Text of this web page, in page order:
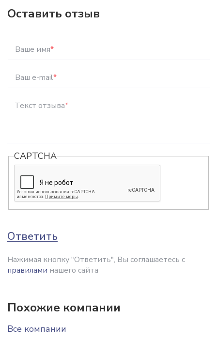
Оставить отзыв
Ваше имя*
Ваш e-mail*
Текст отзыва*
CAPTCHA
Ответить
Нажимая кнопку "Ответить", Вы соглашаетесь с
правилами нашего сайта
Похожие компании
Все компании